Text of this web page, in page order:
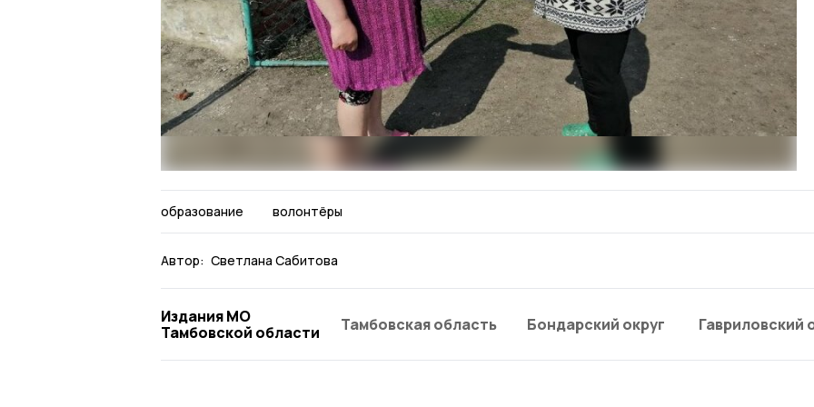
образование волонтёры
Автор: Светлана Сабитова
Издания МО
Тамбовской области
Тамбовская область Бондарский округ Гавриловский